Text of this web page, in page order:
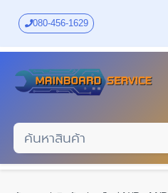
content
080-456-1629